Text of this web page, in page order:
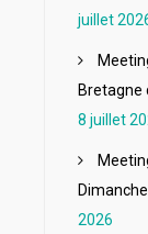
juillet
Bretagne
8 juillet
2026